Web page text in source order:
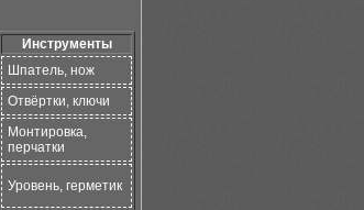
Инструменты
Шпатель, нож
Отвёртки, ключи
Монтировка,
перчатки
Уровень, герметик